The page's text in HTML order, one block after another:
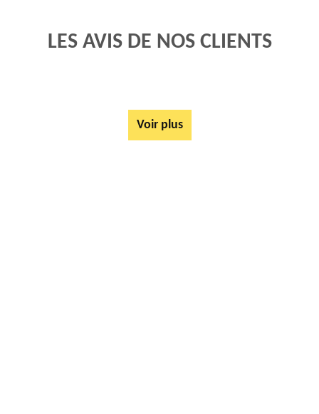
LES AVIS DE NOS CLIENTS
Voir plus